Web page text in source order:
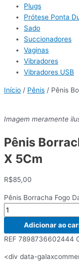
Plugs
Prótese Ponta
Sado
Succionadores
Vaginas
Vibradores
Vibradores USB
Início / Pênis / Pênis
Imagem meramente
Pênis
X 5Cm
R$85,00
Pênis Borracha Fogo
Adicionar ao
REF 7898736602444
<div data-